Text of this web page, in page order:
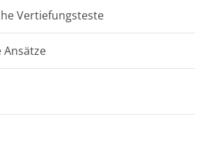
Vertiefungsteste
Ansätze